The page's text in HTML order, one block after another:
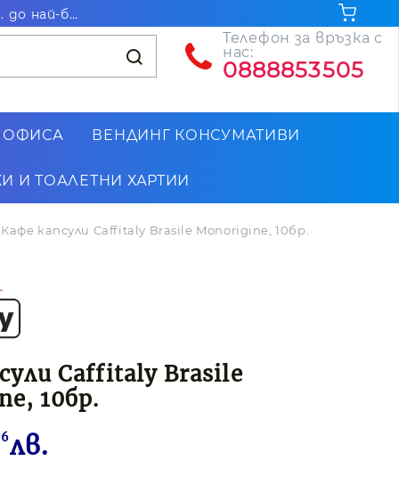
Безплатна доставка за поръчки на стойност над 102.26€ / 200лв. до най-близкия до Вас офис на Еконт
Телефон за връзка с
нас:
0888853505
ВЕНДИНГ КОНСУМАТИВИ
И ТОАЛЕТНИ ХАРТИИ
Кафе капсули Caffitaly Brasile Monorigine, 10бр.
Caffitaly Brasile
10бр.
лв.